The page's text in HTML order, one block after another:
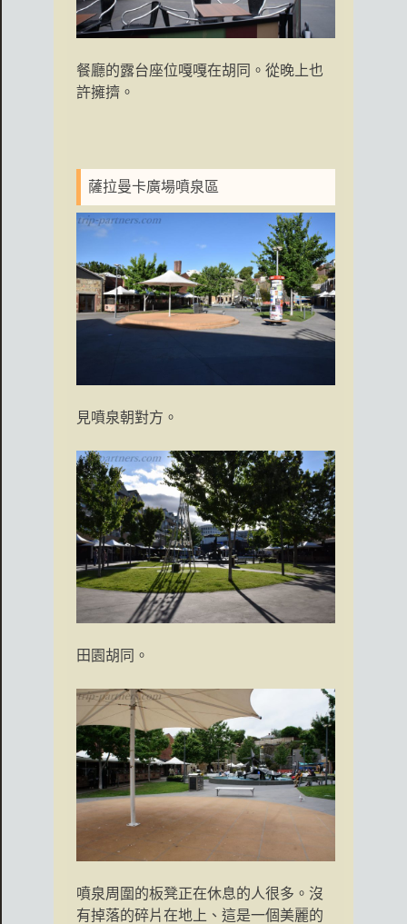
餐廳的露台座位嘎嘎在胡同。從晚上也
許擁擠。
薩拉曼卡廣場噴泉區
見噴泉朝對方。
田園胡同。
噴泉周圍的板凳正在休息的人很多。沒
有掉落的碎片在地上、這是一個美麗的